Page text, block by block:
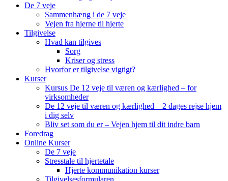
De 7 veje
Sammenhæng i de 7 veje
Vejen fra hjerne til hjerte
Tilgivelse
Hvad kan tilgives
Sorg
Kriser og stress
Hvorfor er tilgivelse vigtigt?
Kurser
Kursus De 12 veje til væren og kærlighed – for
virksomheder
De 12 veje til væren og kærlighed – 2 dages rejse hjem
i dig selv
Bliv set som du er – Vejen hjem til dit indre barn
Foredrag
Online Kurser
De 7 veje
Stresstale til hjertetale
Hjerte kommunikation kurser
Tilgivelsesformularen